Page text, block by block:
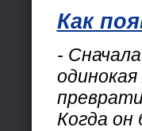
Как
-
Когда он